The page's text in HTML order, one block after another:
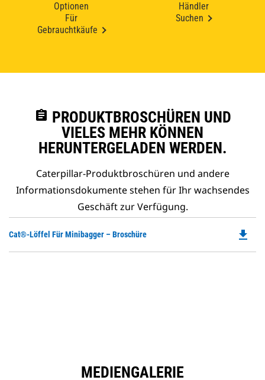
Optionen
Für
Gebrauchtkäufe
Händler
Suchen
assignment PRODUKTBROSCHÜREN UND
VIELES MEHR KÖNNEN
HERUNTERGELADEN WERDEN.
Caterpillar-Produktbroschüren und andere
Informationsdokumente stehen für Ihr wachsendes
Geschäft zur Verfügung.
Cat®-Löffel Für Minibagger – Broschüre file_download
MEDIENGALERIE